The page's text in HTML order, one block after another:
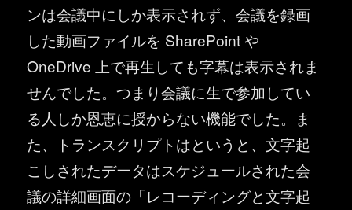
ンは会議中にしか表示されず、会議を録画
した動画ファイルを SharePoint や
OneDrive 上で再生しても字幕は表示されま
せんでした。つまり会議に生で参加してい
る人しか恩恵に授からない機能でした。ま
た、トランスクリプトはというと、文字起
こしされたデータはスケジュールされた会
議の詳細画面の「レコーディングと文字起